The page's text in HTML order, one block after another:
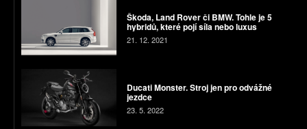
Škoda, Land Rover či BMW. Tohle je 5
hybridů, které pojí síla nebo luxus
21. 12. 2021
Ducati Monster. Stroj jen pro odvážné
jezdce
23. 5. 2022